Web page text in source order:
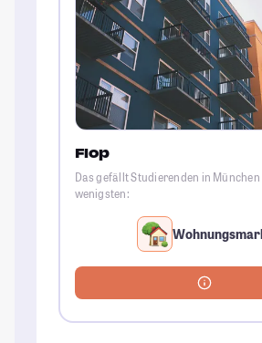
Flop
Das gefällt Studierenden in München
wenigsten: